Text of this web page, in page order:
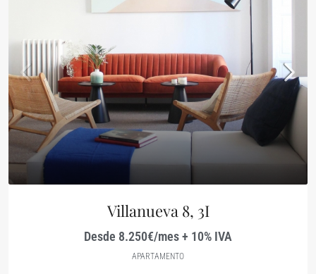
Villanueva 8, 3I
Desde 8.250€/mes + 10% IVA
APARTAMENTO